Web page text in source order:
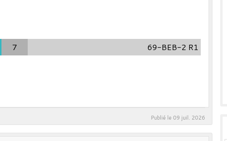
7 69-BEB-2 R1
Publié le09 juil. 2026